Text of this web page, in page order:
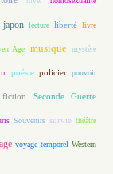
japon lecture liberté livre
Age musique mystère
poésie policier pouvoir
fiction Seconde Guerre
Souvenirs survie théâtre
voyage temporel Western